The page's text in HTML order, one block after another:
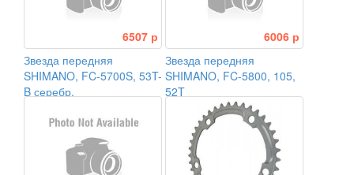
6507 р
Звезда передняя
SHIMANO, FC-5700S, 53T-
B серебр.
6006 р
Звезда передняя
SHIMANO, FC-5800, 105,
52T